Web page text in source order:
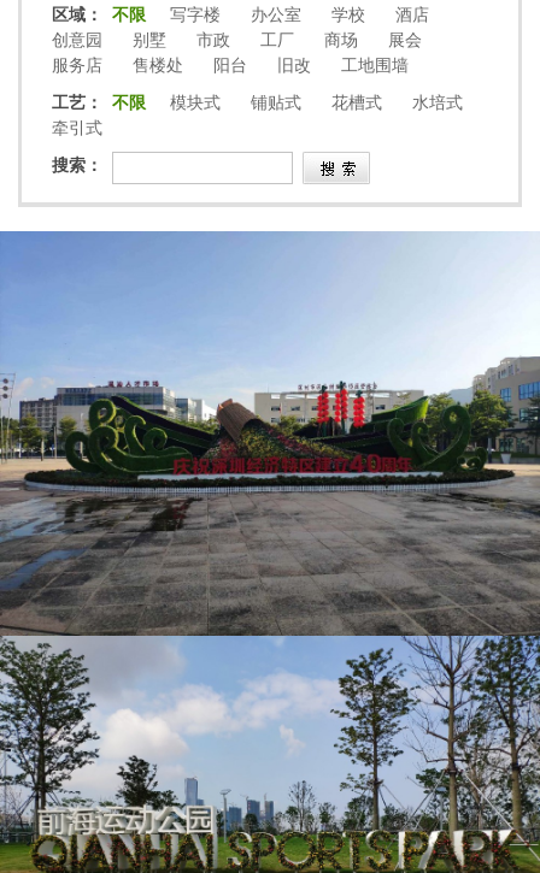
区域：
不限 写字楼 办公室 学校
酒店
创意园
别墅 市政 工厂 商场
展会
服务店
售楼处 阳台 旧改
工地围墙
工艺：
不限 模块式 铺贴式 花槽式
水培式
牵引式
搜索：